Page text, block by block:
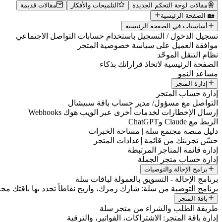
مقالات لوحة التحكم الجديدة التلميحات والأفكار
مقالات قديمة
🏡 الصفحة الرئيسية
أساسيات في الصفحة الرئيسية
تسجيل الدخول / التسجيل باستخدام حسابات التواصل الاجتماعي
موافقة العميل على سياسة خصوصية المتجر
نظام التنقل الموحّد
الصفحة الرئيسية لاتخاذ قراراتك بذكاء
مساعد النمو
إدارة المتجر
إدارة حساب المتجر
التواصل مع مسؤول/ مدير حساب باقة سبيشال
إرسال الإخطارات لخدمات أخرى عبر الويب هوك Webhooks
الربط مع Claude وChatGPT
دليل منصة مجتمع سلة | مساحة الخبرات
حسّن تجربتك من قائمة إعدادات المتجر
إدارة قائمة المتاجر المرتبطة
إدارة حساب متجر الجملة
برامج الإحالة والتوصيات
برنامج الإحالة - التسويق بالعمولة لباقات سلة
برنامج التوصية من سلة: شارك رمزك، واربح نقاطاً تجدد بها باقتك
باقة المتجر
طريقة الطلب والشراء من متجر سلة
إدارة باقة المتجر: الاشتراكات، الفواتير، والترقية